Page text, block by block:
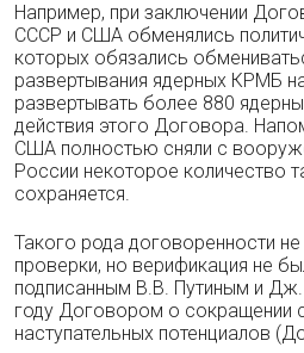
Например, при заключении
СССР и США обменялись
которых обязались
развертывания ядерных КРМБ
развертывать более 880
действия этого Договора.
США полностью сняли с
России некоторое количество
сохраняется.
Такого рода договоренности
проверки, но верификация не
подписанным В.В. Путиным и
году Договором о сокращении
наступательных потенциалов